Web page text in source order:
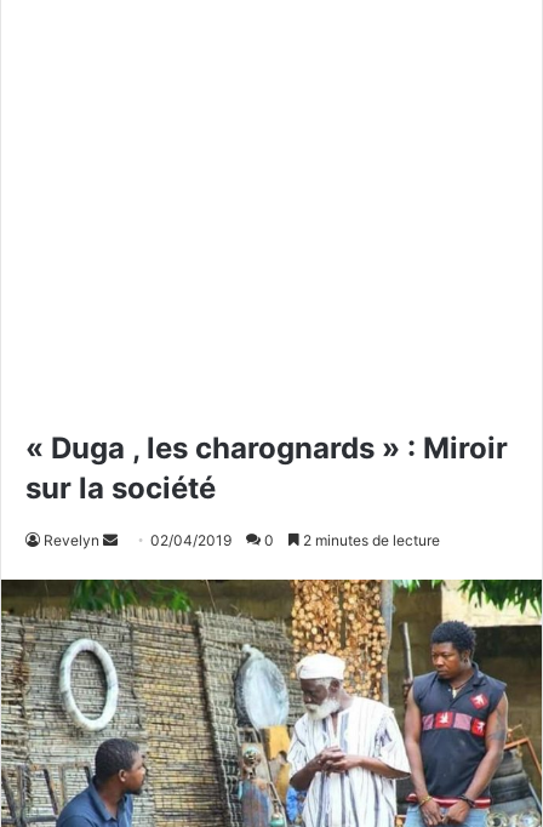
« Duga , les charognards » : Miroir
sur la société
Revelyn
v
o
y
e
r
u
n
c
02/04/2019 0 2 minutes de lecture